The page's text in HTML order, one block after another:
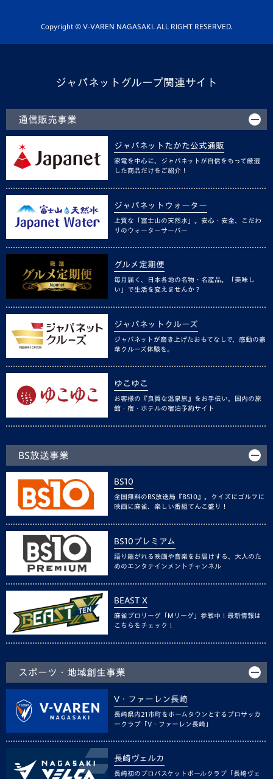
ホームタウン活動
Copyright © V-VAREN NAGASAKI. ALL RIGHT RESERVED.
ジャパネットグループ関連サイト
通信販売事業
ジャパネットたかた公式通販
家電を中心に、ジャパネットが自信をもって厳選
した商品だけをご紹介！
ジャパネットウォーター
上質な「富士山の天然水」。安心・安全、こだわ
りのウォーターサーバー
グルメ定期便
毎月届く、日本各地の名物・名産品。「美味し
い」で生活を変えませんか？
ジャパネットクルーズ
ジャパネットが磨き上げたおもてなしで、感動の豪
華クルーズ体験を。
ゆこゆこ
お客様の『良質な温泉旅』をお手伝い。国内の旅
館・宿・ホテルの宿泊予約サイト
BS放送事業
BS10
全国無料のBS放送局『BS10』。クイズにゴルフに
映画に麻雀、楽しい番組てんこ盛り！
BS10プレミアム
語り継がれる映画や音楽をお届けする、大人のた
めのエンタテインメントチャンネル
BEAST X
麻雀プロリーグ「Mリーグ」参戦中！最新情報は
こちらをチェック！
スポーツ・地域創生事業
V・ファーレン長崎
長崎県内21市町をホームタウンとするプロサッカ
ークラブ「V・ファーレン長崎」
長崎ヴェルカ
長崎初のプロバスケットボールクラブ「長崎ヴェ